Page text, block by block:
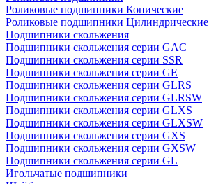
Роликовые подшипники Конические
Роликовые подшипники Цилиндрические
Подшипники скольжения
Подшипники скольжения серии GAC
Подшипники скольжения серии SSR
Подшипники скольжения серии GE
Подшипники скольжения серии GLRS
Подшипники скольжения серии GLRSW
Подшипники скольжения серии GLXS
Подшипники скольжения серии GLXSW
Подшипники скольжения серии GXS
Подшипники скольжения серии GXSW
Подшипники скольжения серии GL
Игольчатые подшипники